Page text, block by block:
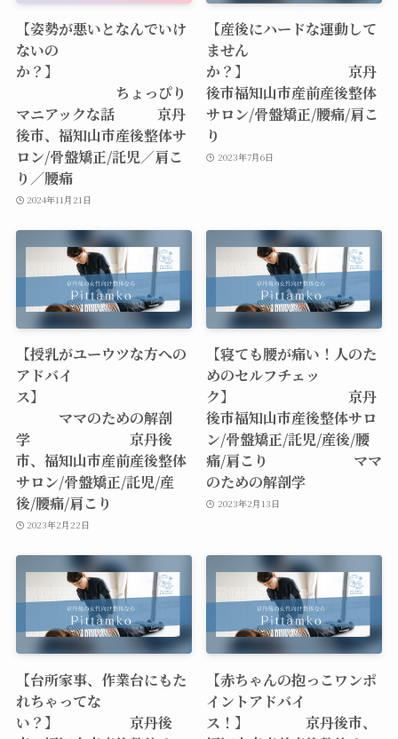
【姿勢が悪いとなんでいけ
ないの
か？】
ちょっぴり
マニアックな話 京丹
後市、福知山市産後整体サ
ロン/骨盤矯正/託児／肩こ
り／腰痛
2024年11月21日
【産後にハードな運動して
ません
か？】 京丹
後市福知山市産前産後整体
サロン/骨盤矯正/腰痛/肩こ
り
2023年7月6日
【授乳がユーウツな方への
アドバイ
ス】
ママのための解剖
学 京丹後
市、福知山市産前産後整体
サロン/骨盤矯正/託児/産
後/腰痛/肩こり
2023年2月22日
【寝ても腰が痛い！人のた
めのセルフチェッ
ク】 京丹
後市福知山市産後整体サロ
ン/骨盤矯正/託児/産後/腰
痛/肩こり ママ
のための解剖学
2023年2月13日
【台所家事、作業台にもた
れちゃってな
い？】 京丹後
【赤ちゃんの抱っこワンポ
イントアドバイ
ス！】 京丹後市、